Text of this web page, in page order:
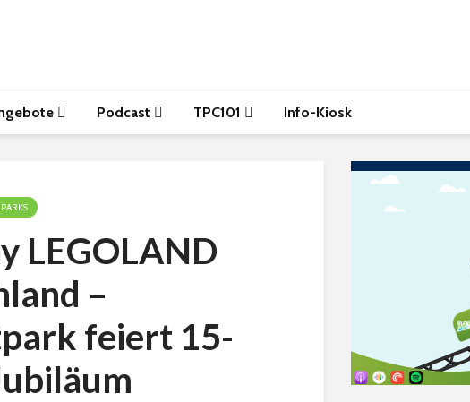
Podcast TPC101 Info-Kiosk
LEGOLAND
–
feiert 15-